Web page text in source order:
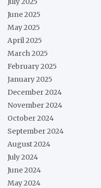
June 2025
May 2025
April 2025
March 2025
February 2025
January 2025
December 2024
November 2024
October 2024
September 2024
August 2024
July 2024
June 2024
May 2024